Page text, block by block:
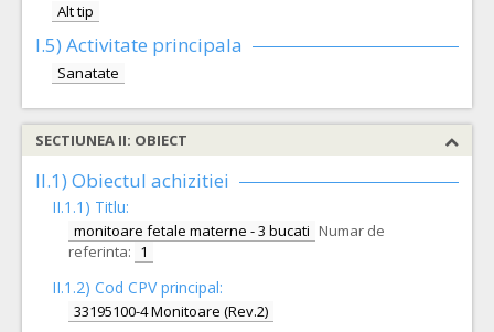
Alt tip
I.5) Activitate principala
Sanatate
SECTIUNEA II: OBIECT
II.1) Obiectul achizitiei
II.1.1) Titlu:
monitoare fetale materne - 3 bucati Numar de
referinta: 1
II.1.2) Cod CPV principal:
33195100-4 Monitoare (Rev.2)